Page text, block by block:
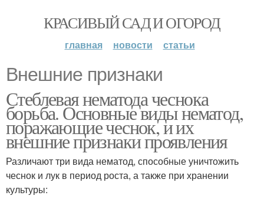
КРАСИВЫЙ САД И ОГОРОД
главная новости статьи
Внешние признаки
Стеблевая нематода чеснока
борьба. Основные виды нематод,
поражающие чеснок, и их
внешние признаки проявления
Различают три вида нематод, способные уничтожить
чеснок и лук в период роста, а также при хранении
культуры: